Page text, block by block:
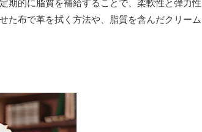
期的に脂質を補給することで、柔軟性と弾力性
た布で革を拭く方法や、脂質を含んだクリーム